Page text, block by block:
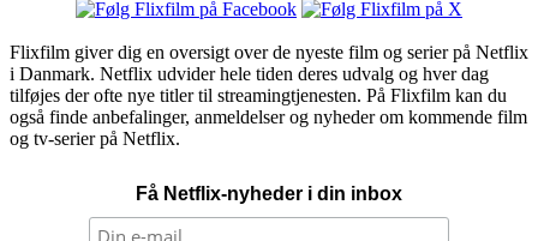
Flixfilm giver dig en oversigt over de nyeste film og serier på Netflix
i Danmark. Netflix udvider hele tiden deres udvalg og hver dag
tilføjes der ofte nye titler til streamingtjenesten. På Flixfilm kan du
også finde anbefalinger, anmeldelser og nyheder om kommende film
og tv-serier på Netflix.
Få Netflix-nyheder i din inbox